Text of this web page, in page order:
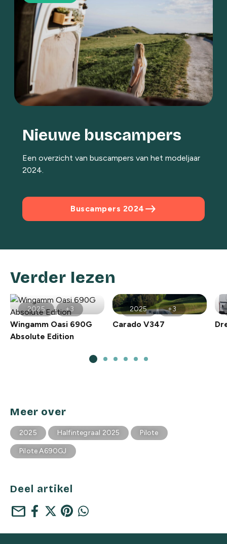
Nieuwe buscampers
Een overzicht van buscampers van het modeljaar
2024.
east
Buscampers 2024
Verder lezen
2025 +3
Wingamm Oasi 690G
Absolute Edition
2025 +3
Carado V347
Meer over
2025 Halfintegraal 2025 Pilote
Pilote A690GJ
Deel artikel
mail